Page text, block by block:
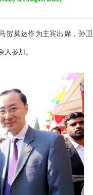
莫达作为主宾出席，孙
参加。